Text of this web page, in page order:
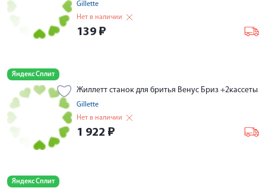
Gillette
Нет в наличии
139 ₽
Яндекс Сплит
Жиллетт станок для бритья Венус Бриз +2кассеты
Gillette
Нет в наличии
1 922 ₽
Яндекс Сплит